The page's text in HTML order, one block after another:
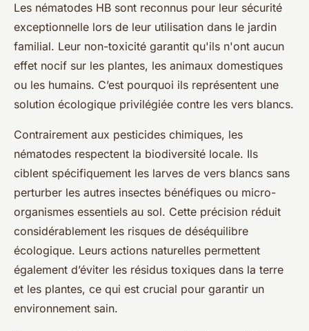
Les nématodes HB sont reconnus pour leur sécurité
exceptionnelle lors de leur utilisation dans le jardin
familial. Leur non-toxicité garantit qu'ils n'ont aucun
effet nocif sur les plantes, les animaux domestiques
ou les humains. C’est pourquoi ils représentent une
solution écologique privilégiée contre les vers blancs.
Contrairement aux pesticides chimiques, les
nématodes respectent la biodiversité locale. Ils
ciblent spécifiquement les larves de vers blancs sans
perturber les autres insectes bénéfiques ou micro-
organismes essentiels au sol. Cette précision réduit
considérablement les risques de déséquilibre
écologique. Leurs actions naturelles permettent
également d’éviter les résidus toxiques dans la terre
et les plantes, ce qui est crucial pour garantir un
environnement sain.